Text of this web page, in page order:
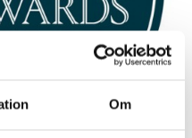
Om
vunnit en utmärkelse i 2015